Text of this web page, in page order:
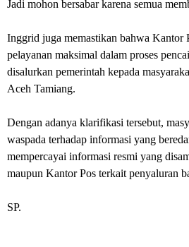
Jadi mohon bersabar karena semua
Inggrid juga memastikan bahwa Kantor
pelayanan maksimal dalam proses
disalurkan pemerintah kepada
Aceh Tamiang.
Dengan adanya klarifikasi tersebut,
waspada terhadap informasi yang
mempercayai informasi resmi yang
maupun Kantor Pos terkait penyaluran
SP.